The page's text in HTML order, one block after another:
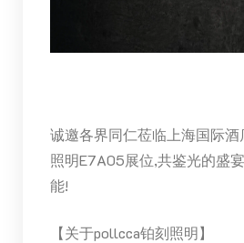
诚邀各界同仁莅临上海国际
照明E7A05展位,共鉴光的盛
能!
【关于pollcca铂刻照明】